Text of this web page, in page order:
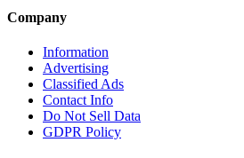
Company
Information
Advertising
Classified Ads
Contact Info
Do Not Sell Data
GDPR Policy